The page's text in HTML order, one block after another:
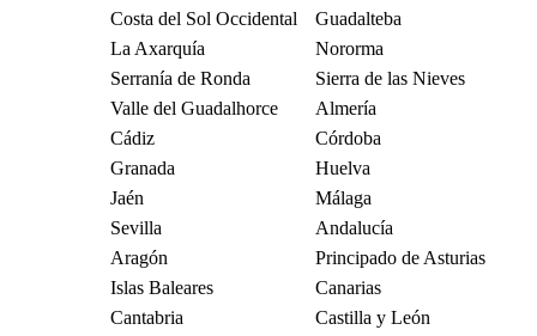
Costa del Sol Occidental
Guadalteba
La Axarquía
Nororma
Serranía de Ronda
Sierra de las Nieves
Valle del Guadalhorce
Almería
Cádiz
Córdoba
Granada
Huelva
Jaén
Málaga
Sevilla
Andalucía
Aragón
Principado de Asturias
Islas Baleares
Canarias
Cantabria
Castilla y León